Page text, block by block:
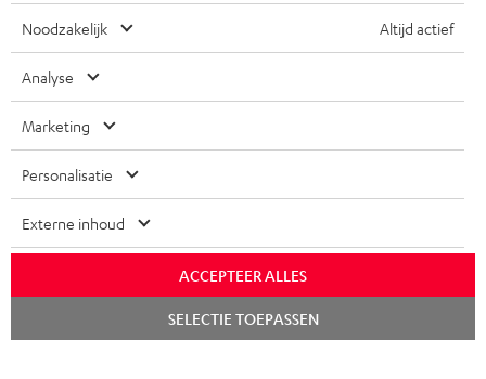
ULTIMA
IN-EAR
FANSHOP
NIEUWKOMERS
TEUFEL STORY
MANAGEMENT
DUURZAAMHEID
NORMEN EN WAARDES
KADOBON
POLEN
SPANJE
USA
'Kennelijke' (typ)fouten voorbehouden. De op de foto's afgebeelde
accessoires zijn niet bij de levering inbegrepen. Eventuele
Disclaimer Algemene voorwaarden
Privacybeleid
EU Data Act hier de overeenkomst herroepen
Noodzakelijk Altijd actief
Analyse
Marketing
Personalisatie
Externe inhoud
ACCEPTEER ALLES
SELECTIE TOEPASSEN